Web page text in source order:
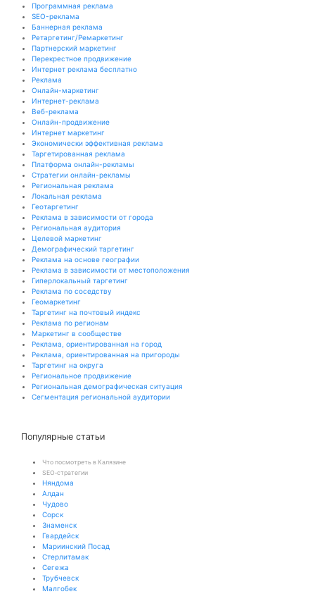
Программная реклама
SEO-реклама
Баннерная реклама
Ретаргетинг/Ремаркетинг
Партнерский маркетинг
Перекрестное продвижение
Интернет реклама бесплатно
Реклама
Онлайн-маркетинг
Интернет-реклама
Веб-реклама
Онлайн-продвижение
Интернет маркетинг
Экономически эффективная реклама
Таргетированная реклама
Платформа онлайн-рекламы
Стратегии онлайн-рекламы
Региональная реклама
Локальная реклама
Геотаргетинг
Реклама в зависимости от города
Региональная аудитория
Целевой маркетинг
Демографический таргетинг
Реклама на основе географии
Реклама в зависимости от местоположения
Гиперлокальный таргетинг
Реклама по соседству
Геомаркетинг
Таргетинг на почтовый индекс
Реклама по регионам
Маркетинг в сообществе
Реклама, ориентированная на город
Реклама, ориентированная на пригороды
Таргетинг на округа
Региональное продвижение
Региональная демографическая ситуация
Сегментация региональной аудитории
Популярные статьи
Что посмотреть в Калязине
SEO‑стратегии
Няндома
Алдан
Чудово
Сорск
Знаменск
Гвардейск
Мариинский Посад
Стерлитамак
Сегежа
Трубчевск
Малгобек